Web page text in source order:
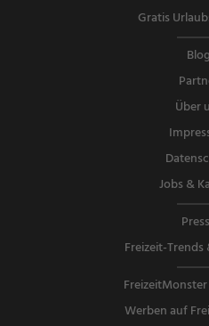
Gratis
Blog
Über
Jobs &
Freizeit-
Werben auf